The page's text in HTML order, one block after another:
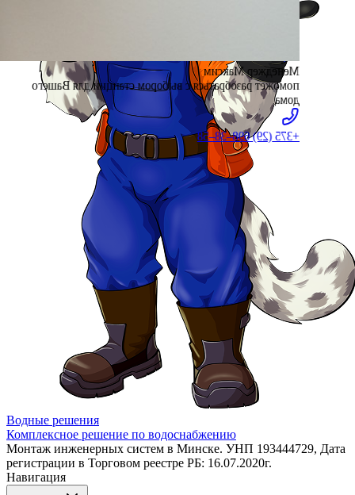
Менеджер Максим
поможет разобраться с выбором станции для Вашего
дома
+375 (29) 698–38–58
Водные решения
Комплексное решение по водоснабжению
Монтаж инженерных систем в Минске. УНП 193444729, Дата
регистрации в Торговом реестре РБ: 16.07.2020г.
Навигация